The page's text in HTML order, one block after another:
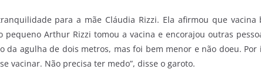
para a mãe Cláudia Rizzi. Ela afirmou que vacina
pequeno Arthur Rizzi tomou a vacina e encorajou outras
da agulha de dois metros, mas foi bem menor e não doeu. Por
vacinar. Não precisa ter medo”, disse o garoto.